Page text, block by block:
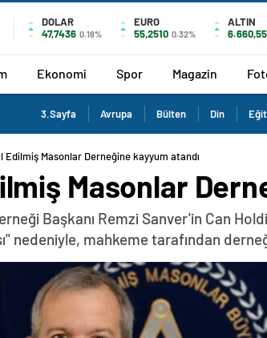
DOLAR
47,7436 0.18%
EURO
55,2510 0.32%
ALTIN
6.660,55
Ekonomi Spor Magazin
3.Sayfa Avrupa Bülten Din
Edilmiş Masonlar Derneğine kayyum atandı
Masonlar
Başkanı Remzi Sanver'in Can
nedeniyle, mahkeme tarafından